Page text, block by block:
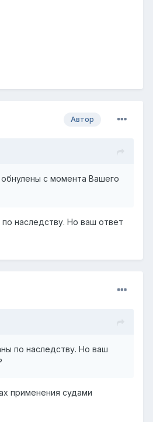
Автор
с момента Вашего
наследству. Но ваш ответ
по наследству. Но ваш
применения судами